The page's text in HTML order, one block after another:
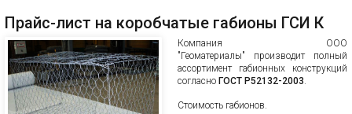
Прайс-лист на коробчатые габионы ГСИ К
Компания ООО
"Геоматериалы" производит полный
ассортимент габионных конструкций
согласно ГОСТ Р52132-2003.
Стоимость габионов.